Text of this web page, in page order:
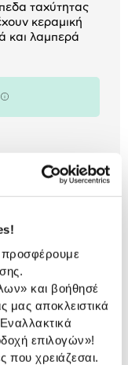
προσφέρουμε
και βοήθησέ
μας αποκλειστικά
επιλογών»!
που χρειάζεσαι.
ταχύτητας
κεραμική
και λαμπερά
Πληροφορίες
Ισιωτική μαλλιών